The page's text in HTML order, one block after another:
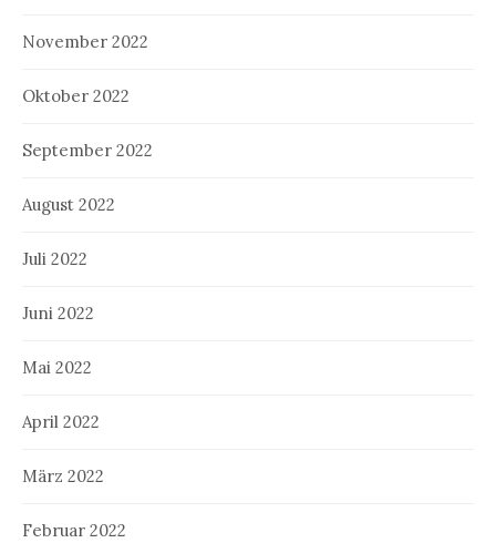
November 2022
Oktober 2022
September 2022
August 2022
Juli 2022
Juni 2022
Mai 2022
April 2022
März 2022
Februar 2022